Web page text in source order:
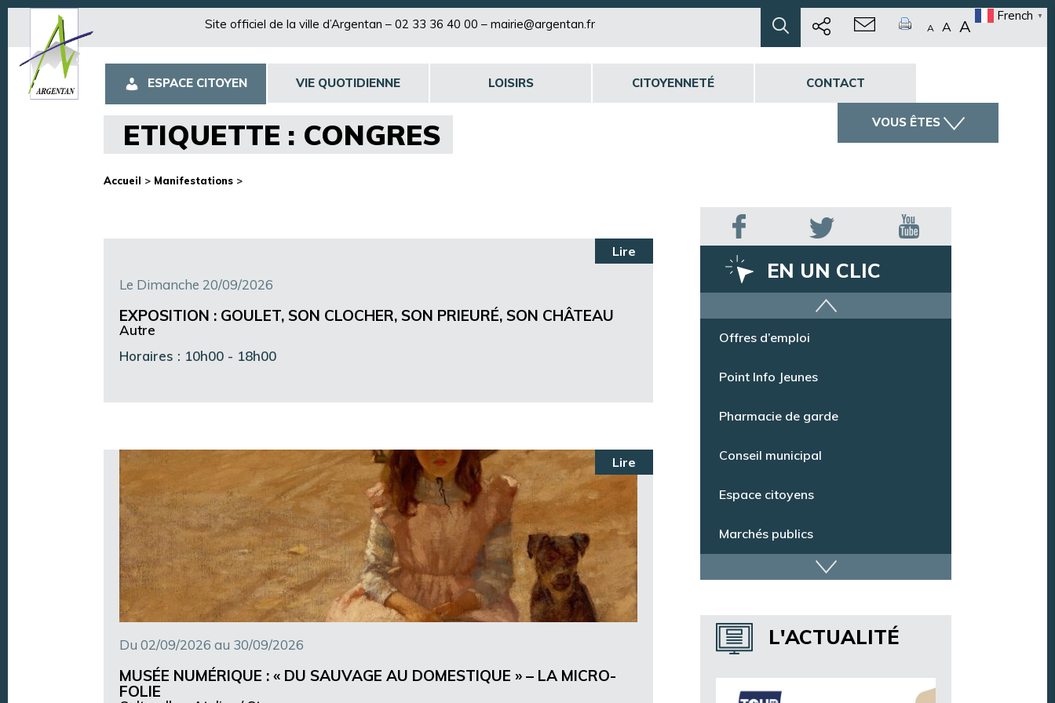
Site officiel de la ville d’Argentan – 02 33 36 40 00 – mairie@argentan.fr A A A
French ▼
ESPACE CITOYEN VIE QUOTIDIENNE LOISIRS CITOYENNETÉ CONTACT
VOUS ÊTES
ETIQUETTE : CONGRES
Accueil > Manifestations >
Lire
Le Dimanche 20/09/2026
EXPOSITION : GOULET, SON CLOCHER, SON PRIEURÉ, SON CHÂTEAU
Autre
Horaires : 10h00 - 18h00
Lire
Du 02/09/2026 au 30/09/2026
MUSÉE NUMÉRIQUE : « DU SAUVAGE AU DOMESTIQUE » – LA MICRO-
FOLIE
EN UN CLIC
Argentan Aujourd’hui
Offres d’emploi
Point Info Jeunes
Pharmacie de garde
Conseil municipal
Espace citoyens
Marchés publics
Dispositif de vidéoprotection
Annuaire des services
Annuaire des associations
L'ACTUALITÉ